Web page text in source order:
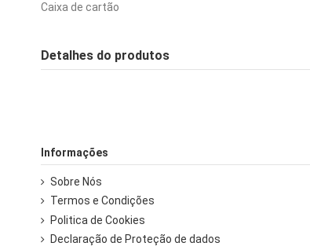
Caixa de cartão
Detalhes do produtos
Informações
Sobre Nós
Termos e Condições
Politica de Cookies
Declaração de Proteção de dados